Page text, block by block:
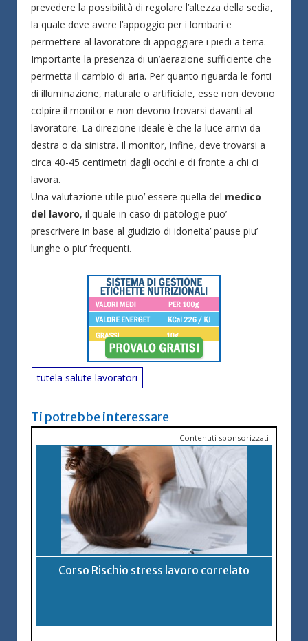
prevedere la possibilità di regolare l’altezza della sedia,
la quale deve avere l’appoggio per i lombari e
permettere al lavoratore di appoggiare i piedi a terra.
Importante la presenza di un’aerazione sufficiente che
permetta il cambio di aria. Per quanto riguarda le fonti
di illuminazione, naturale o artificiale, esse non devono
colpire il monitor e non devono trovarsi davanti al
lavoratore. La direzione ideale è che la luce arrivi da
destra o da sinistra. Il monitor, infine, deve trovarsi a
circa 40-45 centimetri dagli occhi e di fronte a chi ci
lavora.
Una valutazione utile puo’ essere quella del medico
del lavoro, il quale in caso di patologie puo’
prescrivere in base al giudizio di idoneita’ pause piu’
lunghe o piu’ frequenti.
tutela salute lavoratori
Ti potrebbe interessare
Contenuti sponsorizzati
Corso Rischio stress lavoro correlato